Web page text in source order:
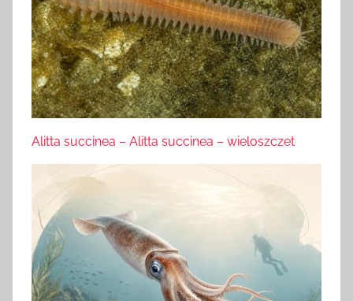
Alitta succinea – Alitta succinea – wieloszczet